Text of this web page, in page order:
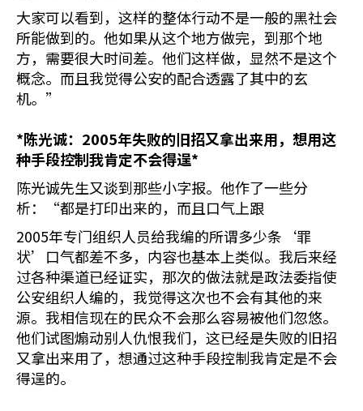
大家可以看到，这样的整体行动不是一般的黑社会
所能做到的。他如果从这个地方做完，到那个地
方，需要很大时间差。他们这样做，显然不是这个
概念。而且我觉得公安的配合透露了其中的玄
机。”
*陈光诚： 2005年失败的旧招又拿出来用，想用这
种手段控制我肯定不会得逞*
陈光诚先生又谈到那些小字报。他作了一些分
析：“都是打印出来的，而且口气上跟
2005年专门组织人员给我编的所谓多少条‘罪
状’口气都差不多，内容也基本上类似。我后来经
过各种渠道已经证实，那次的做法就是政法委指使
公安组织人编的，我觉得这次也不会有其他的来
源。我相信现在的民众不会那么容易被他们忽悠。
他们试图煽动别人仇恨我们，这已经是失败的旧招
又拿出来用了，想通过这种手段控制我肯定是不会
得逞的。